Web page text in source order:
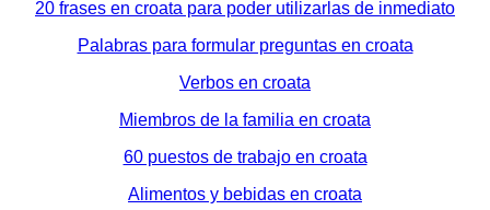
20 frases en croata para poder utilizarlas de inmediato
Palabras para formular preguntas en croata
Verbos en croata
Miembros de la familia en croata
60 puestos de trabajo en croata
Alimentos y bebidas en croata